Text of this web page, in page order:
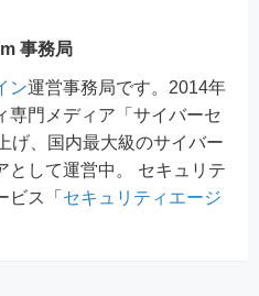
事務局
ン運営事務局です。2014年
専門メディア「サイバーセ
げ、国内最大級のサイバー
として運営中。 セキュリテ
ビス「 セキュリティエージ